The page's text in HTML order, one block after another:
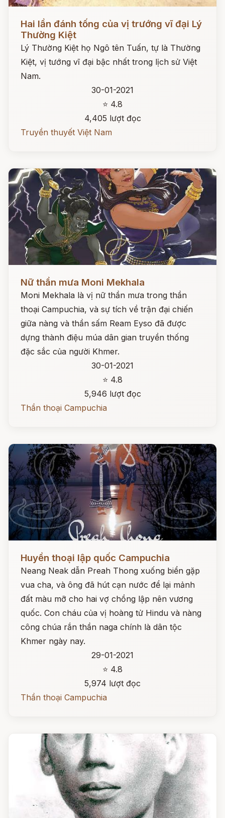
Đọc ngay
Hai lần đánh tống của vị trướng vĩ đại Lý
Thường Kiệt
Lý Thường Kiệt họ Ngô tên Tuấn, tự là Thường
Kiệt, vị tướng vĩ đại bậc nhất trong lịch sử Việt
Nam.
30-01-2021
⭐ 4.8
4,405 lượt đọc
Truyền thuyết Việt Nam
Nữ thần mưa Moni Mekhala
Moni Mekhala là vị nữ thần mưa trong thần
thoại Campuchia, và sự tích về trận đại chiến
giữa nàng và thần sấm Ream Eyso đã được
dựng thành điệu múa dân gian truyền thống
đặc sắc của người Khmer.
30-01-2021
⭐ 4.8
5,946 lượt đọc
Thần thoại Campuchia
Đọc ngay
Huyền thoại lập quốc Campuchia
Neang Neak dẫn Preah Thong xuống biển gặp
vua cha, và ông đã hút cạn nước để lại mảnh
đất màu mỡ cho hai vợ chồng lập nên vương
quốc. Con cháu của vị hoàng tử Hindu và nàng
công chúa rắn thần naga chính là dân tộc
Khmer ngày nay.
29-01-2021
⭐ 4.8
5,974 lượt đọc
Thần thoại Campuchia